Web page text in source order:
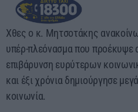
Χθες ο κ. Μητσοτάκης
υπέρ-πλεόνασμα που προέκυψε
επιβάρυνση ευρύτερων
και έξι χρόνια δημιούργησε
κοινωνία.